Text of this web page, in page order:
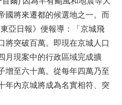
國將來遷都的候選地之一。而
亞日報》便報導：「京城飛
將突破百萬。即現在京城人口
月現案中的行政區域完成擴
增至六十萬。從每年四萬乃至
年內京城將成為名實相符、突